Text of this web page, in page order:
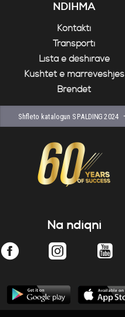
NDIHMA
Kontakti
Transporti
Lista e dëshirave
Kushtet e marrëveshjes
Brendet
Shfleto katalogun SPALDING 2024
Na ndiqni